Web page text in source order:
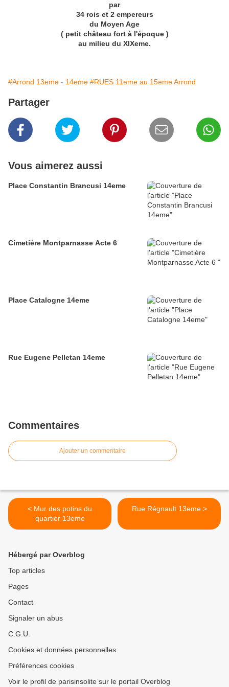
par
34 rois et 2 empereurs
du Moyen Age
( petit château fort à l'époque )
au milieu du XIXeme.
#Arrond 13eme - 14eme #RUES 11eme au 15eme Arrond
Partager
Vous aimerez aussi
Place Constantin Brancusi 14eme
Cimetière Montparnasse Acte 6
Place Catalogne 14eme
Rue Eugene Pelletan 14eme
Commentaires
Ajouter un commentaire
< Mur des potins du
quartier 13eme
Rue Régnault 13eme >
Hébergé par Overblog
Top articles
Pages
Contact
Signaler un abus
C.G.U.
Cookies et données personnelles
Préférences cookies
Voir le profil de parisinsolite sur le portail Overblog